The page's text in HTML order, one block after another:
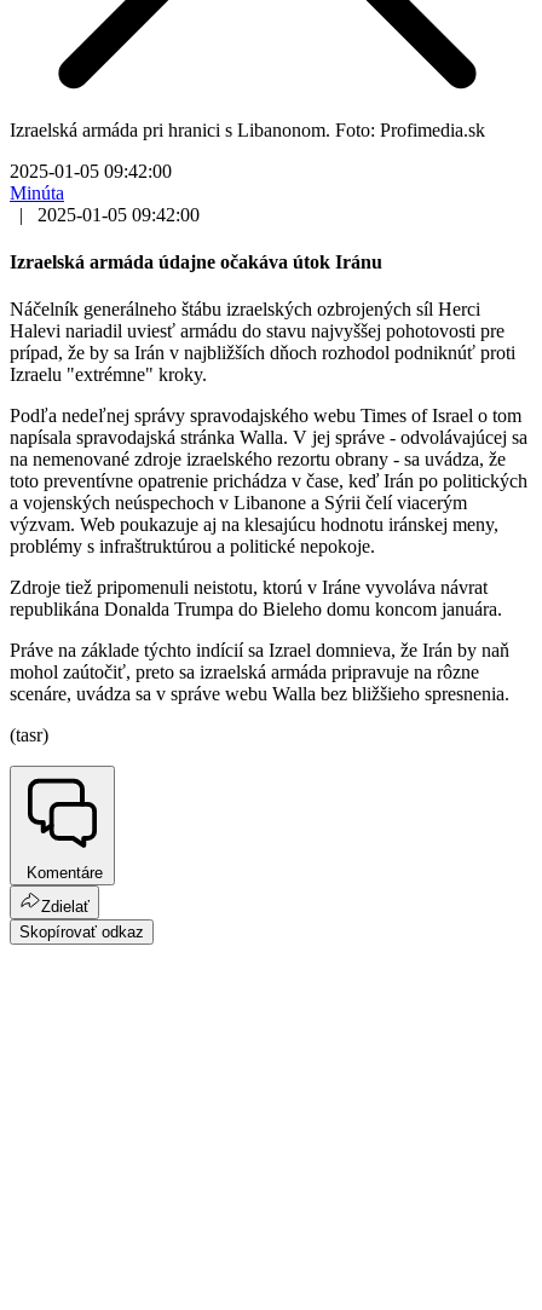
Izraelská armáda pri hranici s Libanonom. Foto: Profimedia.sk
2025-01-05 09:42:00
Minúta
|
2025-01-05 09:42:00
Izraelská armáda údajne očakáva útok Iránu
Náčelník generálneho štábu izraelských ozbrojených síl Herci
Halevi nariadil uviesť armádu do stavu najvyššej pohotovosti pre
prípad, že by sa Irán v najbližších dňoch rozhodol podniknúť proti
Izraelu "extrémne" kroky.
Podľa nedeľnej správy spravodajského webu Times of Israel o tom
napísala spravodajská stránka Walla. V jej správe - odvolávajúcej sa
na nemenované zdroje izraelského rezortu obrany - sa uvádza, že
toto preventívne opatrenie prichádza v čase, keď Irán po politických
a vojenských neúspechoch v Libanone a Sýrii čelí viacerým
výzvam. Web poukazuje aj na klesajúcu hodnotu iránskej meny,
problémy s infraštruktúrou a politické nepokoje.
Zdroje tiež pripomenuli neistotu, ktorú v Iráne vyvoláva návrat
republikána Donalda Trumpa do Bieleho domu koncom januára.
Práve na základe týchto indícií sa Izrael domnieva, že Irán by naň
mohol zaútočiť, preto sa izraelská armáda pripravuje na rôzne
scenáre, uvádza sa v správe webu Walla bez bližšieho spresnenia.
(tasr)
Komentáre
Zdielať
Skopírovať odkaz